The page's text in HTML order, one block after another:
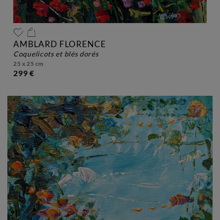
AMBLARD FLORENCE
coquelicots et blés dorés
25 x 25 cm
299 €